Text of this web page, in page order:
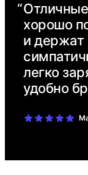
“
хорошо
и держат
легко
удобно